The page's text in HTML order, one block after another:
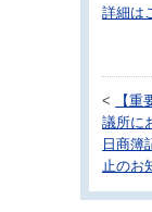
詳細は
<
【重
議所に
日商簿
止のお